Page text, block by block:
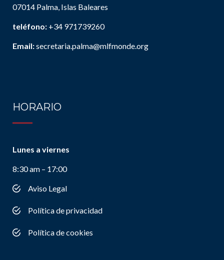
07014 Palma, Islas Baleares
teléfono: +34 971739260
Email:secretaria.palma@mlfmonde.org
HORARIO
Lunes a viernes
8:30 am – 17:00
Aviso Legal
Política de privacidad
Política de cookies